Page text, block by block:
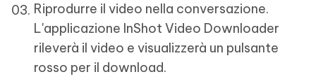
Riprodurre il video nella conversazione.
L'applicazione InShot Video Downloader
rileverà il video e visualizzerà un pulsante
rosso per il download.